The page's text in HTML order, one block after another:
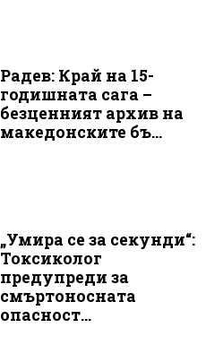
Радев: Край на 15-
годишната сага –
безценният архив на
македонските бъ...
„Умира се за секунди“:
Токсиколог
предупреди за
смъртоносната
опасност...